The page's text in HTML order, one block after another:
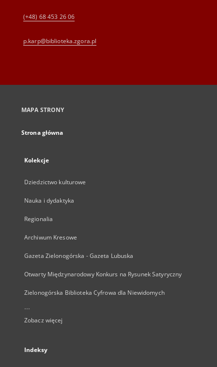
(+48) 68 453 26 06
p.karp@biblioteka.zgora.pl
MAPA STRONY
Strona główna
Kolekcje
Dziedzictwo kulturowe
Nauka i dydaktyka
Regionalia
Archiwum Kresowe
Gazeta Zielonogórska - Gazeta Lubuska
Otwarty Międzynarodowy Konkurs na Rysunek Satyryczny
Zielonogórska Biblioteka Cyfrowa dla Niewidomych
...
Zobacz więcej
Indeksy